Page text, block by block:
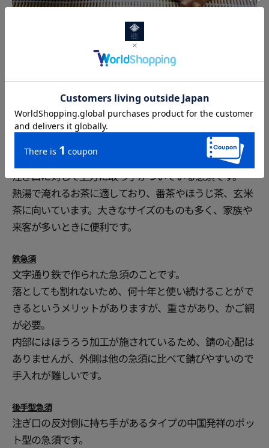
代表的な急須の種類
取っ手が注ぎ口の横についている、日本で最も普及して
いる伝統的な急須です。
柄の角度など使い勝手が良いように工夫されてます。片
手で蓋を押さえながら注ぐことができ、複数の湯呑みに
スムーズにお茶を注ぐことができます。
注ぎ口に対して上方に取っ手がついている急須です。
熱湯で淹れるお茶に適しており、番茶やほうじ茶、玄米
茶に向いています。大きなサイズのものも多く、家族や
来客が多いときに便利です。
鉄急須
文字通り鉄で作られた急須のことです。
落としても割れないため、何十年と使い続けることがで
きるというメリットがありますが、重さがあり、かご網
が必要。
内部にはほうろう加工が施されているため、錆の心配は
ありませんが、外側は他の急須に比べて錆びやすいので
手入れが難しいです。
後手型急須
注ぎ口の反対側に持ち手があるタイプの中国発祥のポッ
ト型の急須です。